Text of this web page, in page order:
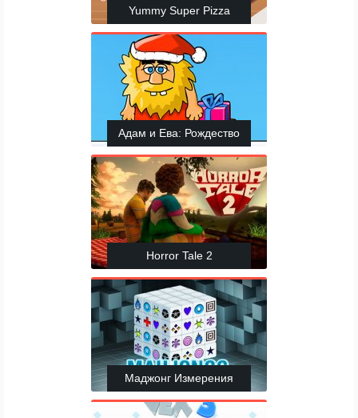
Yummy Super Pizza
Адам и Ева: Рождество
Horror Tale 2
Маджонг Измерения